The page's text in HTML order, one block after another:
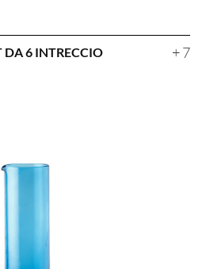
DA 6 INTRECCIO + 7